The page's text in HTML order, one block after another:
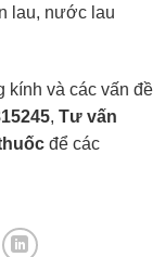
lau, nước lau
kính và các vấn đề
, Tư vấn
để các